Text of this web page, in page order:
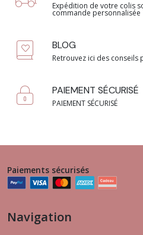
Expédition de votre colis
commande personnalisée
BLOG
Retrouvez ici des conseils
PAIEMENT SÉCURISÉ
PAIEMENT SÉCURISÉ
Paiements sécurisés
Navigation